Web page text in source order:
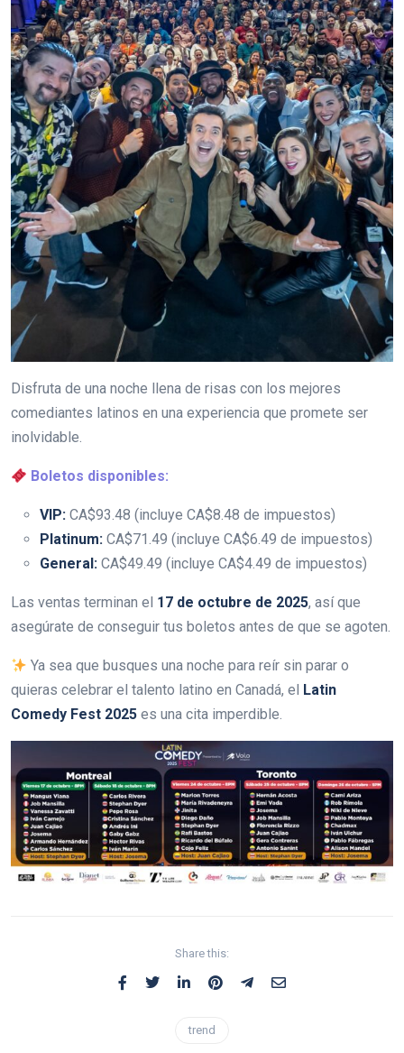
Disfruta de una noche llena de risas con los mejores
comediantes latinos en una experiencia que promete ser
inolvidable.
Boletos disponibles:
VIP: CA$93.48 (incluye CA$8.48 de impuestos)
Platinum: CA$71.49 (incluye CA$6.49 de impuestos)
General: CA$49.49 (incluye CA$4.49 de impuestos)
Las ventas terminan el 17 de octubre de 2025, así que
asegúrate de conseguir tus boletos antes de que se agoten.
Ya sea que busques una noche para reír sin parar o
quieras celebrar el talento latino en Canadá, el Latin
Comedy Fest 2025 es una cita imperdible.
Share this:
trend